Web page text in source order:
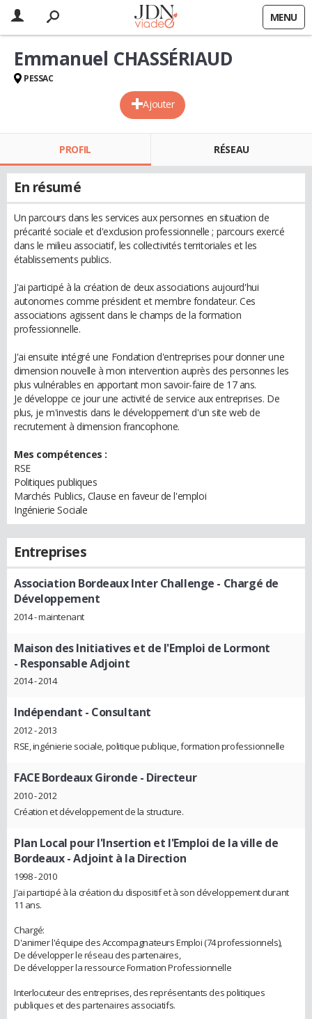
MENU
Ajouter
Emmanuel CHASSÉRIAUD
PESSAC
PROFIL RÉSEAU
En résumé
Un parcours dans les services aux personnes en situation de
précarité sociale et d'exclusion professionnelle ; parcours exercé
dans le milieu associatif, les collectivités territoriales et les
établissements publics.
J'ai participé à la création de deux associations aujourd'hui
autonomes comme président et membre fondateur. Ces
associations agissent dans le champs de la formation
professionnelle.
J'ai ensuite intégré une Fondation d'entreprises pour donner une
dimension nouvelle à mon intervention auprès des personnes les
plus vulnérables en apportant mon savoir-faire de 17 ans.
Je développe ce jour une activité de service aux entreprises. De
plus, je m'investis dans le développement d'un site web de
recrutement à dimension francophone.
Mes compétences :
RSE
Politiques publiques
Marchés Publics, Clause en faveur de l'emploi
Ingénierie Sociale
Entreprises
Association Bordeaux Inter Challenge - Chargé de
Développement
2014 - maintenant
Maison des Initiatives et de l'Emploi de Lormont
- Responsable Adjoint
2014 - 2014
Indépendant - Consultant
2012 - 2013
RSE, ingénierie sociale, politique publique, formation professionnelle
FACE Bordeaux Gironde - Directeur
2010 - 2012
Création et développement de la structure.
Plan Local pour l'Insertion et l'Emploi de la ville de
Bordeaux- Adjoint à la Direction
1998 - 2010
J'ai participé à la création du dispositif et à son développement durant
11 ans.
Chargé:
D'animer l'équipe des Accompagnateurs Emploi (74 professionnels),
De développer le réseau des partenaires,
De développer la ressource Formation Professionnelle
Interlocuteur des entreprises, des représentants des politiques
publiques et des partenaires associatifs.